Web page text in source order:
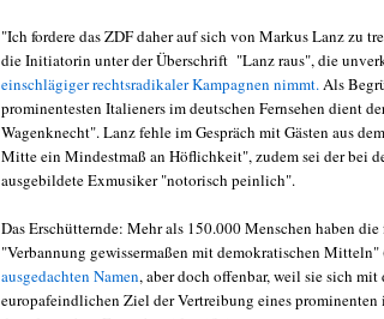
"Ich fordere das ZDF daher auf sich von Markus Lanz zu
die Initiatorin unter der Überschrift "Lanz raus", die
einschlägiger rechtsradikaler Kampagnen nimmt. Als
prominentesten Italieners im deutschen Fernsehen dient
Wagenknecht". Lanz fehle im Gespräch mit Gästen aus
Mitte ein Mindestmaß an Höflichkeit", zudem sei der bei
ausgebildete Exmusiker "notorisch peinlich".
Das Erschütternde: Mehr als 150.000 Menschen haben
"Verbannung gewissermaßen mit demokratischen
ausgedachten Namen, aber doch offenbar, weil sie sich
europafeindlichen Ziel der Vertreibung eines